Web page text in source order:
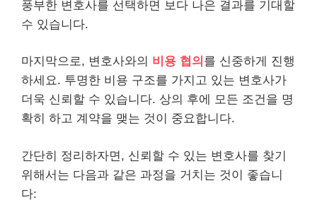
풍부한 변호사를 선택하면 보다 나은 결과를 기대할
수 있습니다.
마지막으로, 변호사와의 비용 협의 를 신중하게 진행
하세요. 투명한 비용 구조를 가지고 있는 변호사가
더욱 신뢰할 수 있습니다. 상의 후에 모든 조건을 명
확히 하고 계약을 맺는 것이 중요합니다.
간단히 정리하자면, 신뢰할 수 있는 변호사를 찾기
위해서는 다음과 같은 과정을 거치는 것이 좋습니
다: